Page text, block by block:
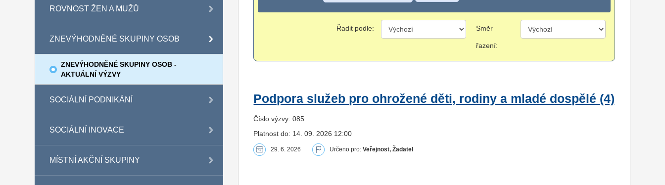
ROVNOST ŽEN A MUŽŮ
ZNEVÝHODNĚNÉ SKUPINY OSOB
ZNEVÝHODNĚNÉ SKUPINY OSOB -
AKTUÁLNÍ VÝZVY
SOCIÁLNÍ PODNIKÁNÍ
SOCIÁLNÍ INOVACE
MÍSTNÍ AKČNÍ SKUPINY
Řadit podle: Směr
řazení:
Podpora služeb pro ohrožené děti, rodiny a mladé dospělé (4)
Číslo výzvy: 085
Platnost do: 14. 09. 2026 12:00
29. 6. 2026 Určeno pro:Veřejnost, Žadatel